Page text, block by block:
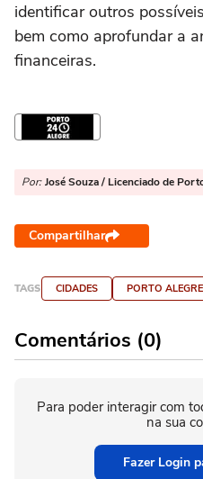
identificar outros
bem como aprofundar a
financeiras.
Por: José Souza / Licenciado de
Compartilhar
TAGS CIDADES PORTO
Comentários (0)
Para poder interagir com
na sua
Fazer Login